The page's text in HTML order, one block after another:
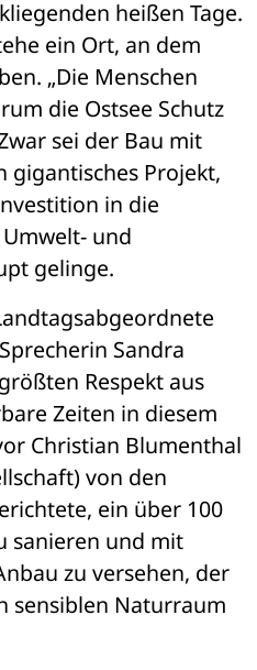
heißen Tage.
ein Ort, an dem
„Die Menschen
die Ostsee Schutz
sei der Bau mit
gigantisches Projekt,
in die
und
gelinge.
Sandra
Respekt aus
Zeiten in diesem
Christian Blumenthal
von den
ein über 100
sanieren und mit
zu versehen, der
sensiblen Naturraum